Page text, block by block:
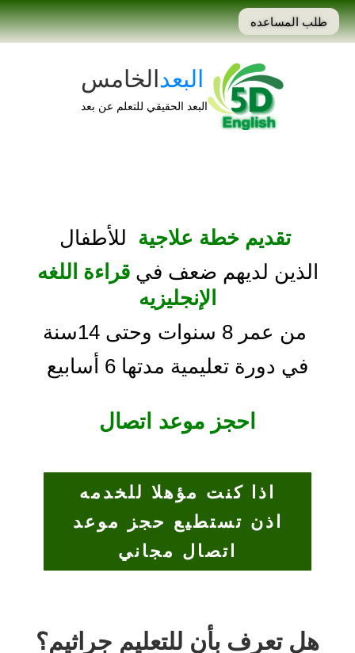
طلب المساعده
البعدالخامس
البعد الحقيقي للتعلم عن بعد
تقديم خطة علاجية للأطفال
الذين لديهم ضعف في قراءة اللغه
الإنجليزيه
من عمر 8 سنوات وحتى 14سنة
في دورة تعليمية مدتها 6 أسابيع
احجز موعد اتصال
اذا كنت مؤهلا للخدمه
اذن تستطيع حجز موعد
اتصال مجاني
هل تعرف بأن للتعليم جراثيم؟